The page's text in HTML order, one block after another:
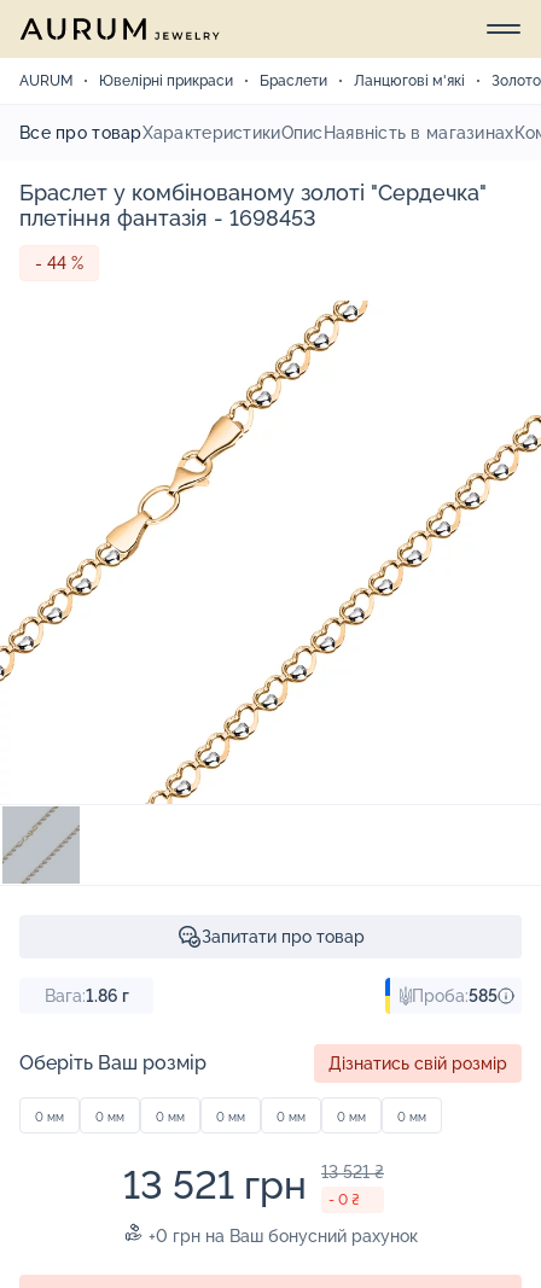
AURUM Ювелірні прикраси Браслети Ланцюгові м'які Золото
Все про товарХарактеристикиОпис Наявність в магазинах
Браслет у комбінованому золоті "Сердечка"
плетіння фантазія - 1698453
- 44 %
Запитати про товар
Вага:1.86 г Проба:585
Оберіть Ваш розмір Дізнатись свій розмір
0 мм 0 мм 0 мм 0 мм 0 мм 0 мм 0 мм
13 521 грн 13 521 ₴
- 0 ₴
+0 грн на Ваш бонусний рахунок